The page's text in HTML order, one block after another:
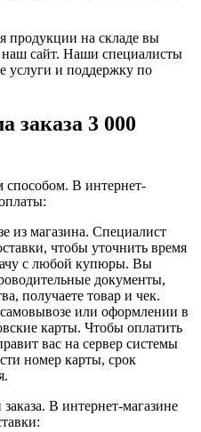
продукции на складе вы
наш сайт. Наши специалисты
услуги и поддержку по
заказа 3 000
В интернет-
из магазина. Специалист
чтобы уточнить время
с любой купюры. Вы
документы,
получаете товар и чек.
или оформлении в
карты. Чтобы оплатить
вас на сервер системы
номер карты, срок
В интернет-магазине